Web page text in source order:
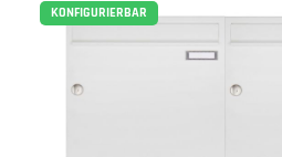
KONFIGURIERBAR